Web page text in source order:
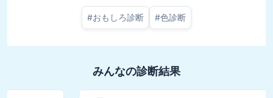
#おもしろ診断 #色診断
みんなの診断結果